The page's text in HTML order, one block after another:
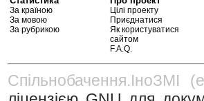
За країною
За мовою
За рубрикою
Цілі проекту
Приєднатися
Як користуватися
сайтом
F.A.Q.
Спільнобачення.ІноЗМІ